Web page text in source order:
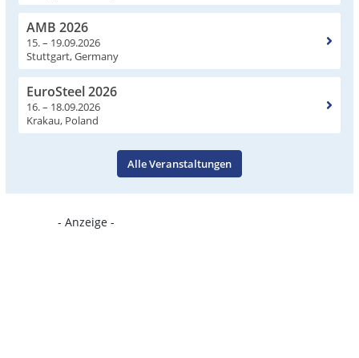
AMB 2026
15. – 19.09.2026
Stuttgart, Germany
EuroSteel 2026
16. – 18.09.2026
Krakau, Poland
Alle Veranstaltungen
- Anzeige -